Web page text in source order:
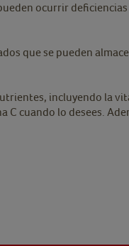
ocurrir
que se pueden
incluyendo la
cuando lo desees.